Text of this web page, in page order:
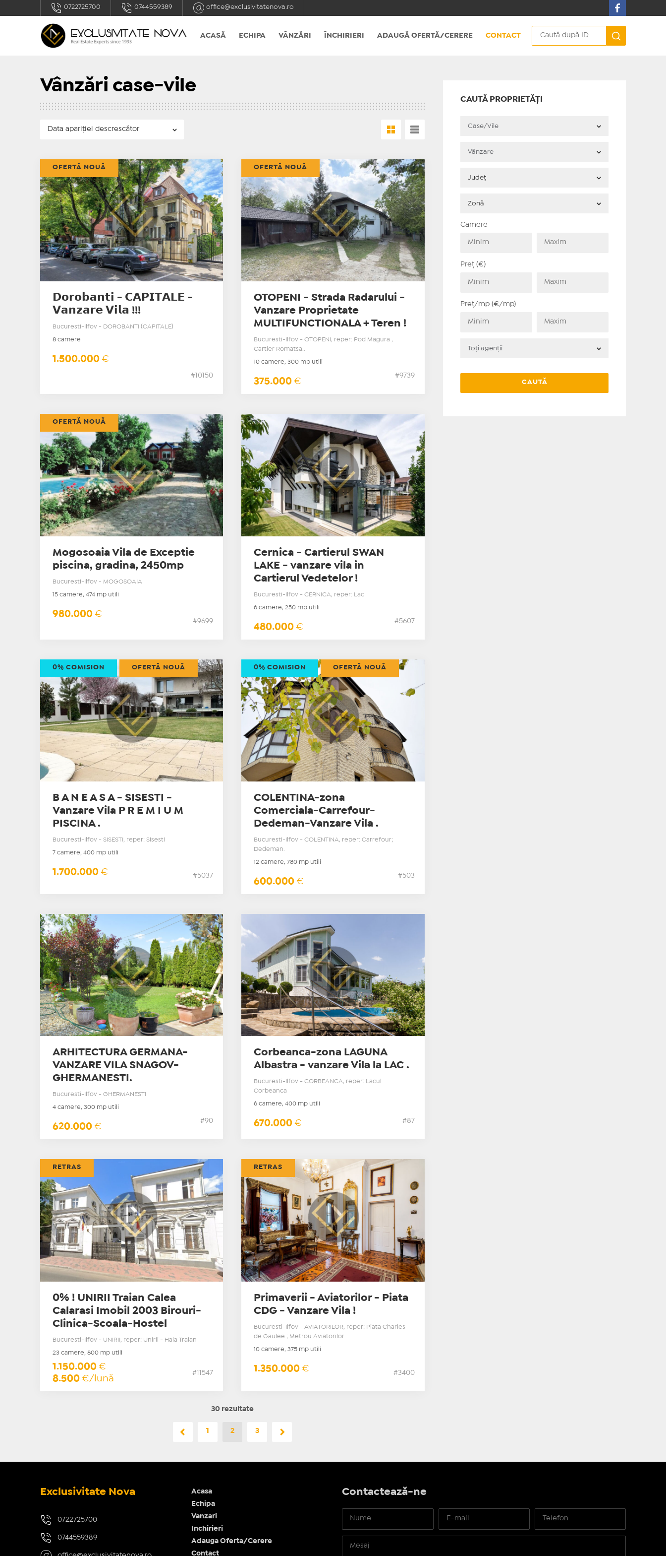
0722725700 0744559389 office@exclusivitatenova.ro
ACASĂ ECHIPA VÂNZĂRI ÎNCHIRIERI ADAUGĂ OFERTĂ/CERERE CONTACT
Vânzări case-vile
𝗗𝗼𝗿𝗼𝗯𝗮𝗻𝘁𝗶 - 𝗖𝗔𝗣𝗜𝗧𝗔𝗟𝗘 -
𝗩𝗮𝗻𝘇𝗮𝗿𝗲 𝗩𝗶𝗹𝗮 !!!
Bucuresti-Ilfov - DOROBANTI (CAPITALE)
8 camere
1.500.000 €
#10150
OFERTĂ NOUĂ
OTOPENI - Strada Radarului -
Vanzare Proprietate
MULTIFUNCTIONALA + Teren !
Bucuresti-Ilfov - OTOPENI, reper: Pod Magura ,
Cartier Romatsa..
10 camere, 300 mp utili
375.000€
#9739
OFERTĂ NOUĂ
Mogosoaia Vila de Exceptie
piscina, gradina, 2450mp
Bucuresti-Ilfov - MOGOSOAIA
15 camere, 474 mp utili
980.000 €
#9699
OFERTĂ NOUĂ
Cernica - Cartierul SWAN
LAKE - vanzare vila in
Cartierul Vedetelor !
Bucuresti-Ilfov - CERNICA, reper: Lac
6 camere, 250 mp utili
480.000€
#5607
B A N E A S A - SISESTI -
Vanzare Vila P R E M I U M
PISCINA .
Bucuresti-Ilfov - SISESTI, reper: Sisesti
7 camere, 400 mp utili
1.700.000 € #5037
0% COMISION OFERTĂ NOUĂ
COLENTINA-zona
Comerciala-Carrefour-
Dedeman-Vanzare Vila .
Bucuresti-Ilfov - COLENTINA, reper: Carrefour;
Dedeman.
12 camere, 780 mp utili
600.000€
#503
0% COMISION OFERTĂ NOUĂ
ARHITECTURA GERMANA-
VANZARE VILA SNAGOV-
GHERMANESTI.
Bucuresti-Ilfov - GHERMANESTI
4 camere, 300 mp utili
620.000 €
#90
Corbeanca-zona LAGUNA
Albastra - vanzare Vila la LAC .
Bucuresti-Ilfov - CORBEANCA, reper: Lacul
Corbeanca
6 camere, 400 mp utili
670.000€ #87
0% ! UNIRII Traian Calea
Calarasi Imobil 2003 Birouri-
Clinica-Scoala-Hostel
Bucuresti-Ilfov - UNIRII, reper: Unirii - Hala Traian
23 camere, 800 mp utili
1.150.000 €
8.500 €/lună
#11547
RETRAS
Primaverii - Aviatorilor - Piata
CDG - Vanzare Vila !
Bucuresti-Ilfov - AVIATORILOR, reper: Piata Charles
de Gaulee ; Metrou Aviatorilor
10 camere, 375 mp utili
1.350.000€ #3400
RETRAS
30 rezultate
1 2 3
CAUTĂ PROPRIETĂȚI
Camere
Preț (€)
Preț/mp (€/mp)
Exclusivitate Nova
0722725700
0744559389
Acasa
Echipa
Vanzari
Inchirieri
Adauga Oferta/Cerere
Contact
Contactează-ne